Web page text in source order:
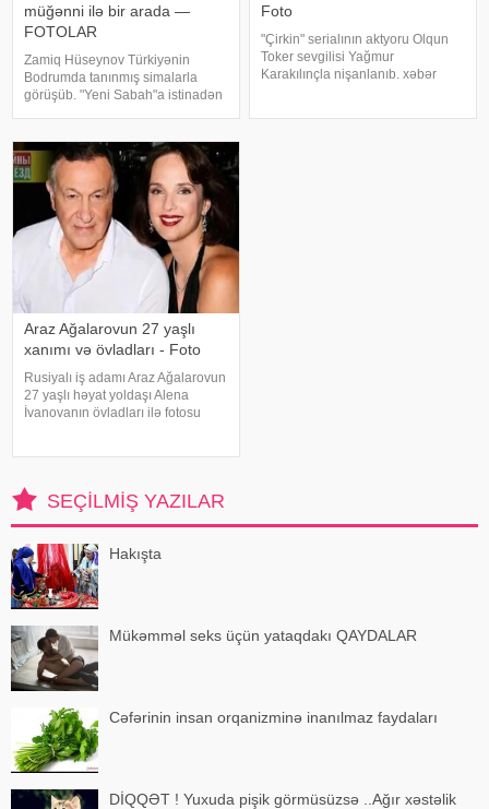
müğənni ilə bir arada —
FOTOLAR
Zamiq Hüseynov Türkiyənin
Bodrumda tanınmış simalarla
görüşüb. "Yeni Sabah"a istinadən
məşqçi Fatih Terimləı ünsiyyətdə
olub. Z.Hüseynov görüş zaman
Foto
"Çirkin" serialının aktyoru Olqun
Toker sevgilisi Yağmur
Karakılınçla nişanlanıb. xəbər
Araz Ağalarovun 27 yaşlı
xanımı və övladları - Foto
Rusiyalı iş adamı Araz Ağalarovun
27 yaşlı həyat yoldaşı Alena
İvanovanın övladları ilə fotosu
SEÇILMIŞ YAZILAR
Hakışta
Mükəmməl seks üçün yataqdakı QAYDALAR
Cəfərinin insan orqanizminə inanılmaz faydaları
DİQQƏT ! Yuxuda pişik görmüsüzsə ..Ağır xəstəlik